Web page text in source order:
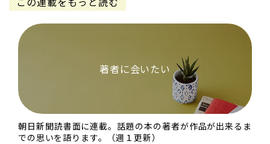
著者に会いたい
朝日新聞読書面に連載。話題の本の著者が作品が出来るま
での思いを語ります。（週１更新）